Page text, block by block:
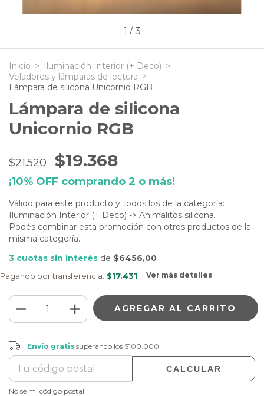
1 /3
Inicio > Iluminación Interior (+ Deco) >
Veladores y lámparas de lectura >
Lámpara de silicona Unicornio RGB
Lámpara de silicona
Unicornio RGB
$21.520 $19.368
¡10% OFF comprando 2 o más!
Válido para este producto y todos los de la categoría:
Iluminación Interior (+ Deco) -> Animalitos silicona.
Podés combinar esta promoción con otros productos de la
misma categoría.
3 cuotas sin interés de $6456,00
Pagando por transferencia: $17.431 Ver más detalles
Envío gratis
Entregas para el CP: CAMBIAR CP
Envío gratissuperando los $100.000
CALCULAR
No sé mi código postal